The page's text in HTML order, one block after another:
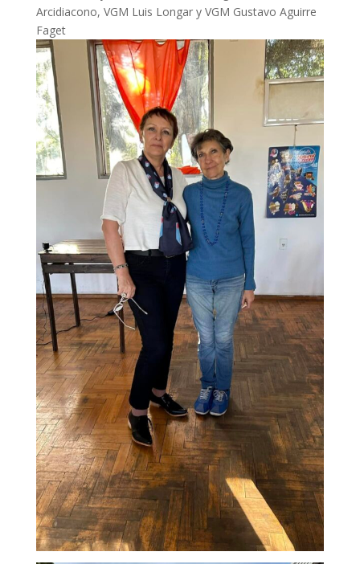
Arcidiacono, VGM Luis Longar y VGM Gustavo Aguirre
Faget